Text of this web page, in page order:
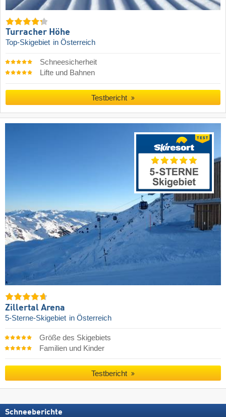
Turracher Höhe
Top-Skigebiet in Österreich
Schneesicherheit
Lifte und Bahnen
Testbericht
Zillertal Arena
5-Sterne-Skigebiet in Österreich
Größe des Skigebiets
Familien und Kinder
Testbericht
Schneeberichte